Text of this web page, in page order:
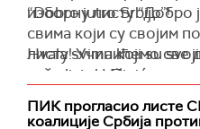
изборну листу “Добро
свима који су својим
листу! Учинићемо све
поверење. Позивамо
нашој борби и да
написао је Тадић на
“Dobro jutro Srbijo”!
Hvala svima koji su
našu listu! Učinićemo
ПИК прогласио листе
коалиције Србија